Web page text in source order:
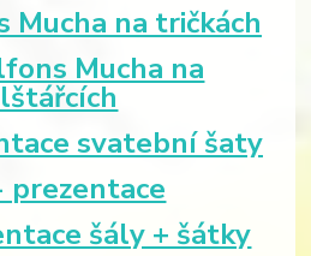
Mucha na tričkách
Mucha na
svatební šaty
prezentace
šály + šátky